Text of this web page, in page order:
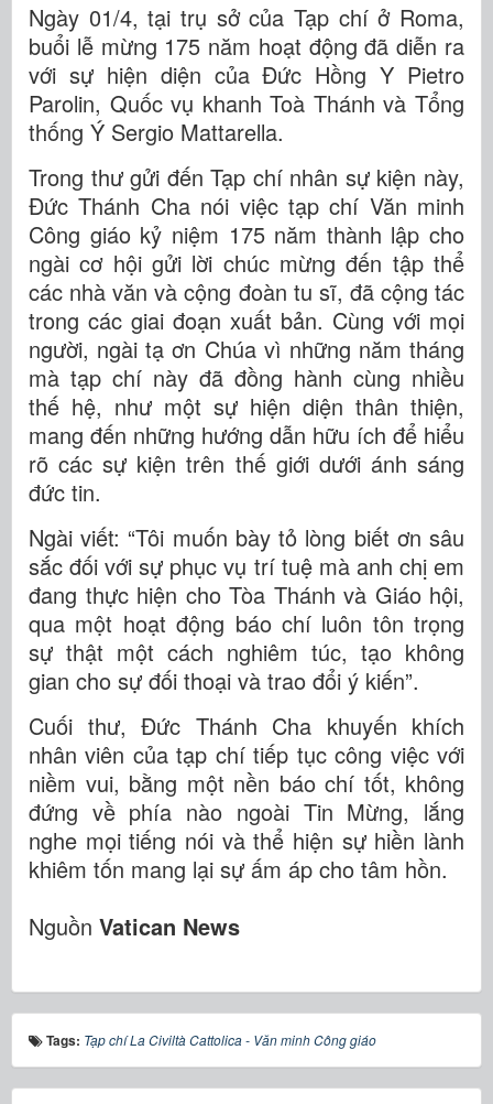
Ngày 01/4, tại trụ sở của Tạp chí ở Roma,
buổi lễ mừng 175 năm hoạt động đã diễn ra
với sự hiện diện của Đức Hồng Y Pietro
Parolin, Quốc vụ khanh Toà Thánh và Tổng
thống Ý Sergio Mattarella.
Trong thư gửi đến Tạp chí nhân sự kiện này,
Đức Thánh Cha nói việc tạp chí Văn minh
Công giáo kỷ niệm 175 năm thành lập cho
ngài cơ hội gửi lời chúc mừng đến tập thể
các nhà văn và cộng đoàn tu sĩ, đã cộng tác
trong các giai đoạn xuất bản. Cùng với mọi
người, ngài tạ ơn Chúa vì những năm tháng
mà tạp chí này đã đồng hành cùng nhiều
thế hệ, như một sự hiện diện thân thiện,
mang đến những hướng dẫn hữu ích để hiểu
rõ các sự kiện trên thế giới dưới ánh sáng
đức tin.
Ngài viết: “Tôi muốn bày tỏ lòng biết ơn sâu
sắc đối với sự phục vụ trí tuệ mà anh chị em
đang thực hiện cho Tòa Thánh và Giáo hội,
qua một hoạt động báo chí luôn tôn trọng
sự thật một cách nghiêm túc, tạo không
gian cho sự đối thoại và trao đổi ý kiến”.
Cuối thư, Đức Thánh Cha khuyến khích
nhân viên của tạp chí tiếp tục công việc với
niềm vui, bằng một nền báo chí tốt, không
đứng về phía nào ngoài Tin Mừng, lắng
nghe mọi tiếng nói và thể hiện sự hiền lành
khiêm tốn mang lại sự ấm áp cho tâm hồn.
Nguồn Vatican News
Tags: Tạp chí La Civiltà Cattolica - Văn minh Công giáo